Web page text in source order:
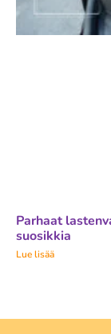
Parhaat
suosikkia
Lue lisää